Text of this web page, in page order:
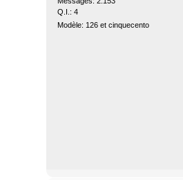
Q.I.: 4
Modèle: 126 et cinquecento